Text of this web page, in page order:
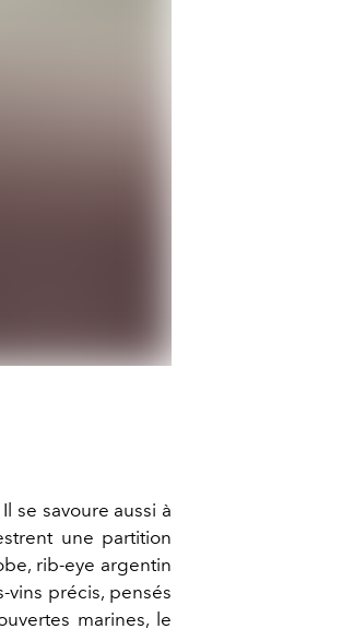
se savoure aussi à
une partition
rib-eye argentin
précis, pensés
marines, le